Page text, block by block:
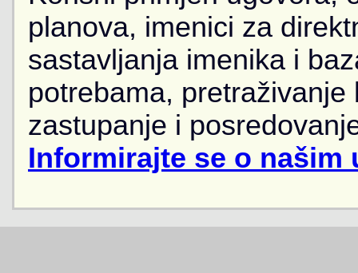
planova, imenici za
sastavljanja imenika i
potrebama,
zastupanje i
Informirajte se o našim